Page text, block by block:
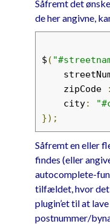
"zipcode"
/>
"city"
disabled
</div>
Såfremt det
de her angivne,
$ (
    zipCode
:
    city
:
});
Såfremt en eller
findes (eller
autocomplete-
tilfældet, hvor det
plugin’et til at
postnummer/